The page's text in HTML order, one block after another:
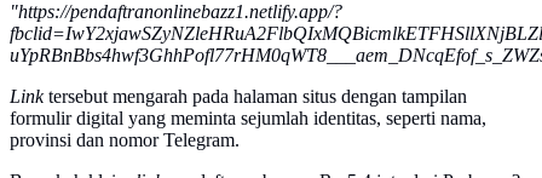
"https://pendaftranonlinebazz1.netlify.app/?
Linktersebut mengarah pada halaman situs dengan tampilan
formulir digital yang meminta sejumlah identitas, seperti nama,
provinsi dan nomor Telegram.